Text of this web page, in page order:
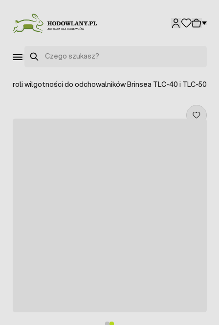
Szukaj
wilgotności do odchowalników Brinsea TLC-40 i TLC-50